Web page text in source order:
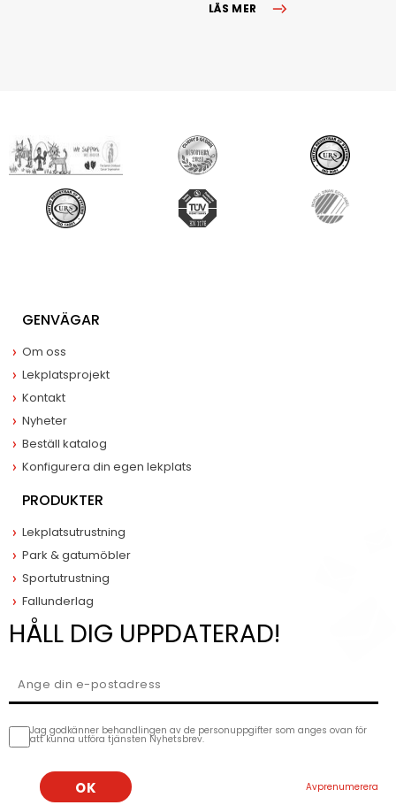
LÄS MER
GENVÄGAR
Om oss
Lekplatsprojekt
Kontakt
Nyheter
Beställ katalog
Konfigurera din egen lekplats
PRODUKTER
Lekplatsutrustning
Park & gatumöbler
Sportutrustning
Fallunderlag
HÅLL DIG UPPDATERAD!
Jag godkänner behandlingen av de personuppgifter som anges ovan för
att kunna utföra tjänsten Nyhetsbrev.